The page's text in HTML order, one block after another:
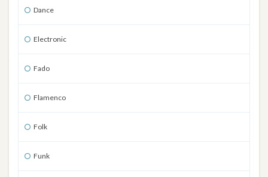
Dance
Electronic
Fado
Flamenco
Folk
Funk